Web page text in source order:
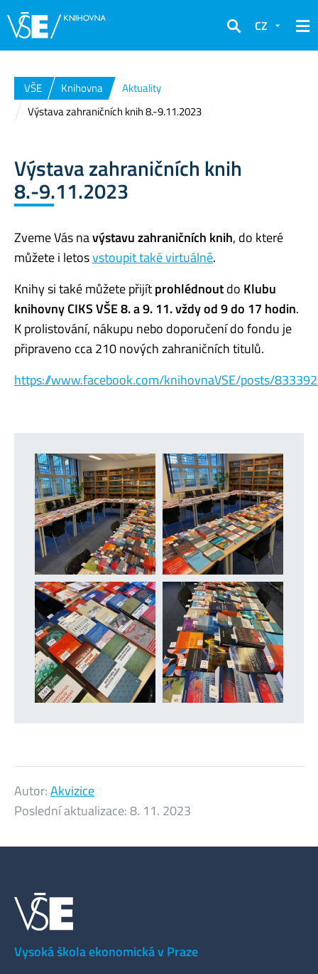
Hledat
CZ
VŠE Knihovna
Aktuality
Výstava zahraničních knih 8.-9.11.2023
Výstava zahraničních knih
8.-9.11.2023
Zveme Vás navýstavu zahraničních knih, do které
můžete i letosvstoupit také virtuálně.
Knihy si také můžete přijítprohlédnoutdo Klubu
knihovny CIKS VŠE8. a 9. 11. vždy od 9 do 17 hodin.
K prolistování, nákupu nebo doporučení do fondu je
připraveno cca 210 nových zahraničních titulů.
https://www.facebook.com/knihovnaVSE/posts/
Autor:Akvizice
Poslední aktualizace:8. 11. 2023
Vysoká škola ekonomická v Praze